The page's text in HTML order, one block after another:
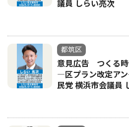
議員 しらい亮次
都筑区
意見広告 つくる時
―区プラン改定ア
民党 横浜市会議員